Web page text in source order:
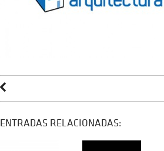
ENTRADAS RELACIONADAS: